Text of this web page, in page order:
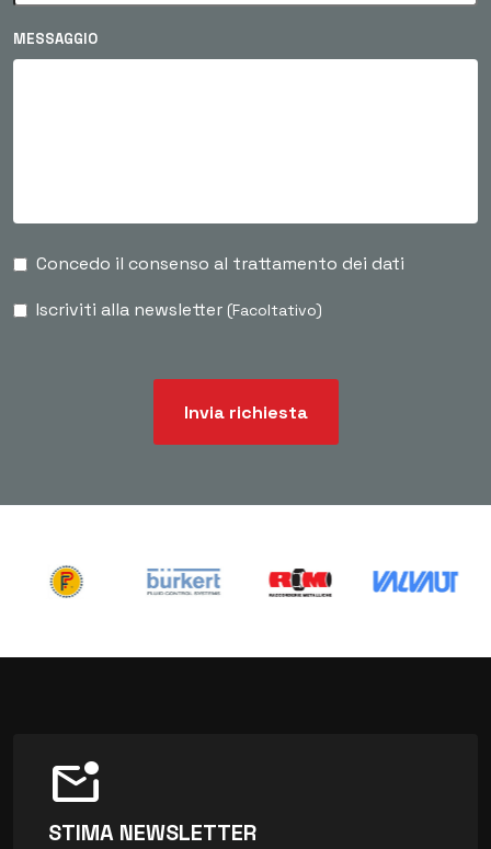
MESSAGGIO
Concedo il consenso al trattamento dei dati
Iscriviti alla newsletter (Facoltativo)
Invia richiesta
mark_email_unread
STIMA NEWSLETTER